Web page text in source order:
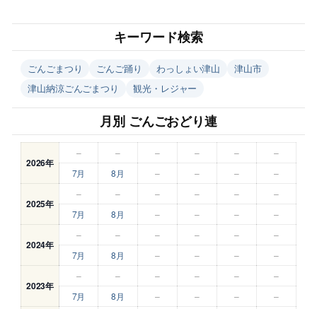
キーワード検索
ごんごまつり ごんご踊り わっしょい津山
津山市
津山納涼ごんごまつり
観光・レジャー
月別 ごんごおどり連
2026年
– – – – –
–
7月
8月 – – – –
2025年
– – – – –
–
7月
8月 – – – –
2024年
– – – – –
–
7月
8月 – – – –
2023年
– – – – –
–
7月
8月 – – – –